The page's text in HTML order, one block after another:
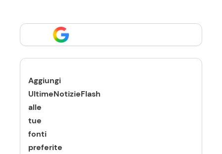
Aggiungi
UltimeNotizieFlash
alle
tue
fonti
preferite